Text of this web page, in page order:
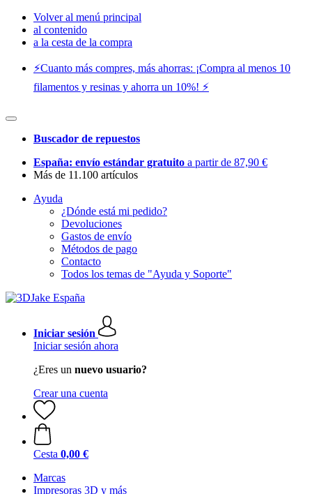
Volver al menú principal
al contenido
a la cesta de la compra
⚡️Cuanto más compres, más ahorras: ¡Compra al menos 10
filamentos y resinas y ahorra un 10%! ⚡️
Buscador de repuestos
España: envío estándar gratuito a partir de 87,90 €
Más de 11.100 artículos
Ayuda
¿Dónde está mi pedido?
Devoluciones
Gastos de envío
Métodos de pago
Contacto
Todos los temas de "Ayuda y Soporte"
Iniciar sesión
Iniciar sesión ahora
¿Eres un nuevo usuario?
Crear una cuenta
Cesta 0,00 €
Marcas
Impresoras 3D y más